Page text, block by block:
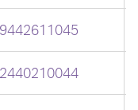
9442611045
2440210044